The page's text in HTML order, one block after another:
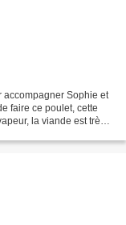
accompagner Sophie et
faire ce poulet, cette
la viande est très